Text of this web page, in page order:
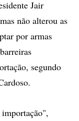
Jair
não alterou as
por armas
segundo